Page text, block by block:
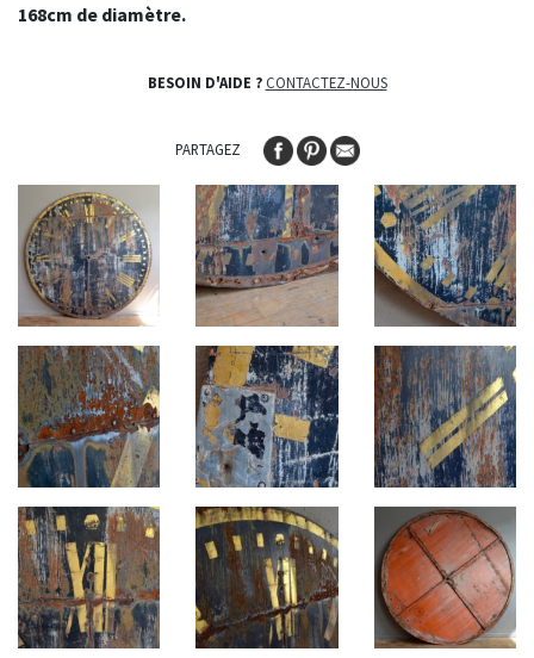
168cm de diamètre.
BESOIN D'AIDE ? CONTACTEZ-NOUS
PARTAGEZ